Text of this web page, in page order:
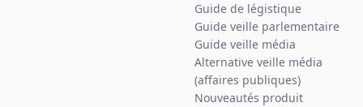
Guide de légistique
Guide veille parlementaire
Guide veille média
Alternative veille média
(affaires publiques)
Nouveautés produit